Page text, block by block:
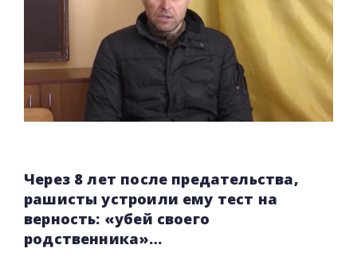
Через 8 лет после предательства,
рашисты устроили ему тест на
верность: «убей своего
родственника»…